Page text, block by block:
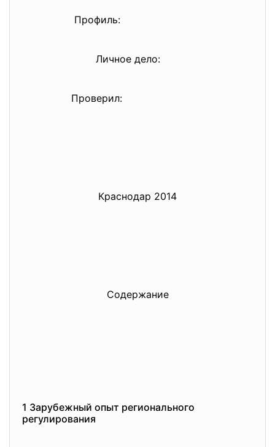
Профиль:
Личное дело:
Проверил:
Краснодар 2014
Содержание
1 Зарубежный опыт регионального
регулирования